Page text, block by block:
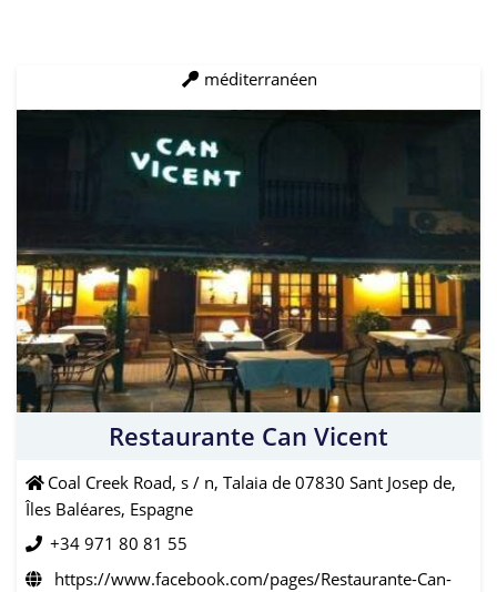
méditerranéen
Restaurante Can Vicent
Coal Creek Road, s / n, Talaia de 07830 Sant Josep de,
Îles Baléares, Espagne
+34 971 80 81 55
https://www.facebook.com/pages/Restaurante-Can-